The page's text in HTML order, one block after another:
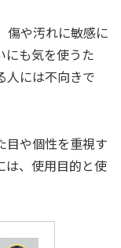
傷や汚れに敏感に
にも気を使うた
人には不向きで
目や個性を重視す
は、使用目的と使